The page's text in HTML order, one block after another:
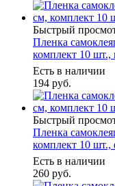
Быстрый
Пленка
комплект 10
Есть в наличии
194 руб.
Быстрый
Пленка
комплект 10
Есть в наличии
260 руб.